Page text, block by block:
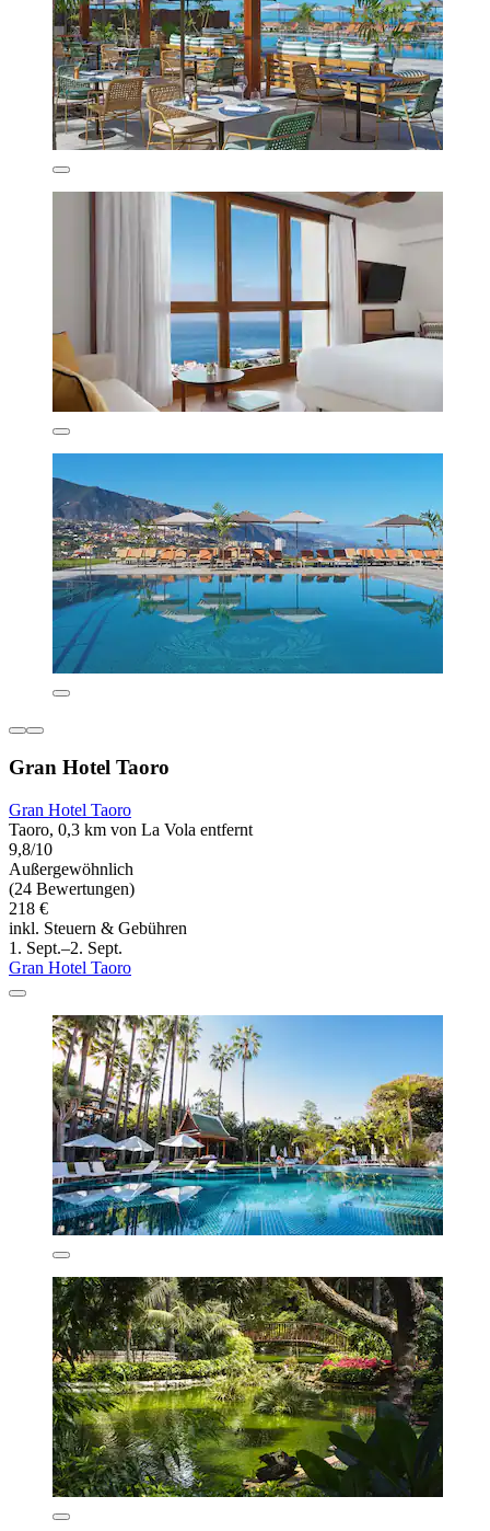
Gran Hotel Taoro
Gran Hotel Taoro
Taoro, 0,3 km von La Vola entfernt
9,8/10
Außergewöhnlich
(24 Bewertungen)
218 €
inkl. Steuern & Gebühren
1. Sept.–2. Sept.
Gran Hotel Taoro